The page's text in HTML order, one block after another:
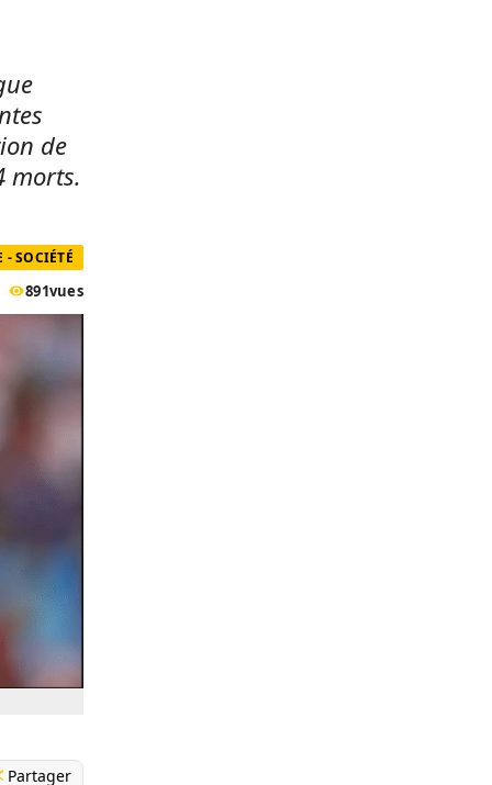
de
morts.
- SOCIÉTÉ
891vues
Partager